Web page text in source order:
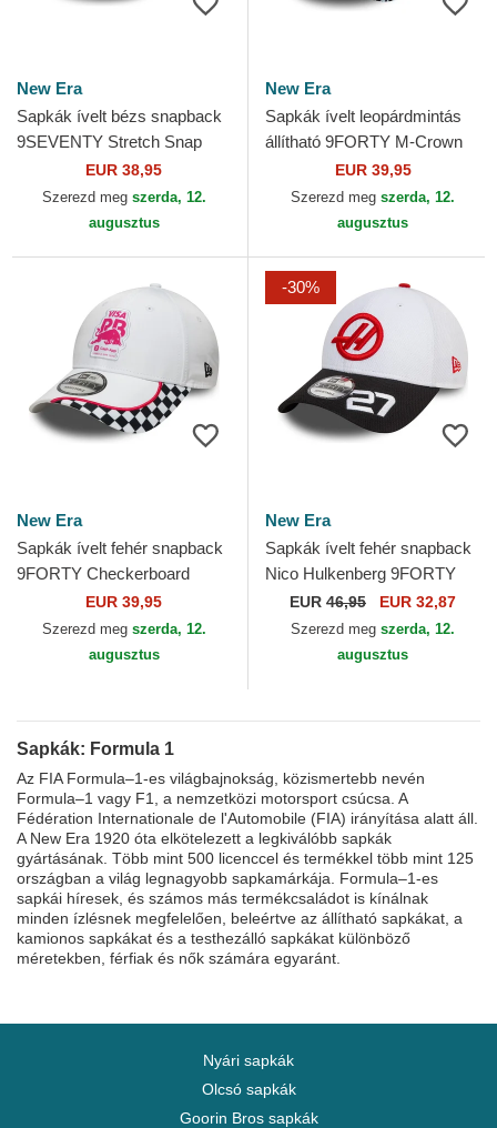
New Era
Sapkák ívelt bézs snapback
9SEVENTY Stretch Snap
Contrast Visor Alpine F1
Team Formula 1 New Era
EUR 38,95
Szerezd meg szerda, 12.
augusztus
New Era
Sapkák ívelt leopárdmintás
állítható 9FORTY M-Crown
Racing Bulls F1 Team
Formula 1 New Era
EUR 39,95
Szerezd meg szerda, 12.
augusztus
New Era
Sapkák ívelt fehér snapback
9FORTY Checkerboard
Racing Bulls F1 Team
Formula 1 New Era
EUR 39,95
Szerezd meg szerda, 12.
augusztus
-30%
New Era
Sapkák ívelt fehér snapback
Nico Hulkenberg 9FORTY
Haas F1 Team Formula 1
New Era
EUR 46,95 EUR 32,87
Szerezd meg szerda, 12.
augusztus
Sapkák: Formula 1
Az FIA Formula–1-es világbajnokság, közismertebb nevén
Formula–1 vagy F1, a nemzetközi motorsport csúcsa. A
Fédération Internationale de l'Automobile (FIA) irányítása alatt áll.
A New Era 1920 óta elkötelezett a legkiválóbb sapkák
gyártásának. Több mint 500 licenccel és termékkel több mint 125
országban a világ legnagyobb sapkamárkája. Formula–1-es
sapkái híresek, és számos más termékcsaládot is kínálnak
minden ízlésnek megfelelően, beleértve az állítható sapkákat, a
kamionos sapkákat és a testhezálló sapkákat különböző
méretekben, férfiak és nők számára egyaránt.
Nyári sapkák
Olcsó sapkák
Goorin Bros sapkák